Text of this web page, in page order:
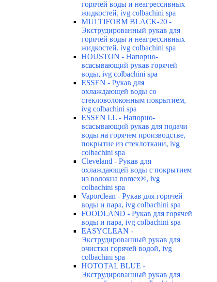
горячей воды и неагрессивных
жидкостей, ivg colbachini spa
MULTIFORM BLACK-20 -
Экструдированный рукав для
горячей воды и неагрессивных
жидкостей, ivg colbachini spa
HOUSTON - Напорно-
всасывающий рукав горячей
воды, ivg colbachini spa
ESSEN - Рукав для
охлаждающей воды со
стекловолоконным покрытием,
ivg colbachini spa
ESSEN LL - Напорно-
всасывающий рукав для подачи
воды на горячем производстве,
покрытие из стеклоткани, ivg
colbachini spa
Cleveland - Рукав для
охлаждающей воды с покрытием
из волокна nomex®, ivg
colbachini spa
Vaporclean - Рукав для горячей
воды и пара, ivg colbachini spa
FOODLAND - Рукав для горячей
воды и пара, ivg colbachini spa
EASYCLEAN -
Экструдированный рукав для
очистки горячей водой, ivg
colbachini spa
HOTOTAL BLUE -
Экструдированный рукав для